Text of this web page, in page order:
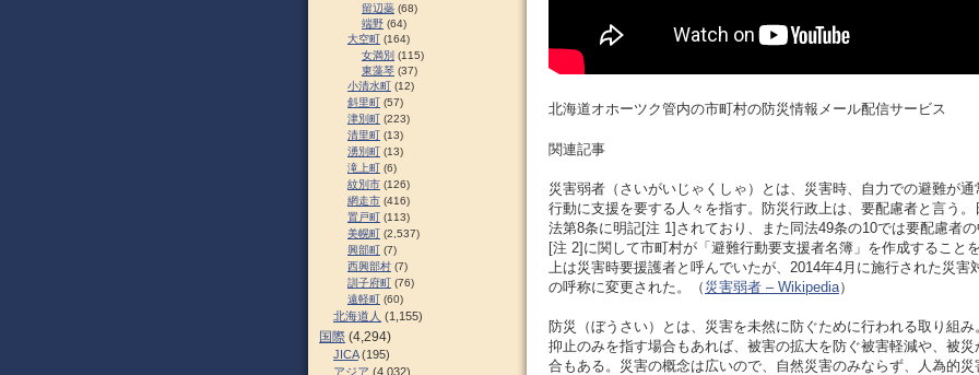
北海道オホーツク管内の市町村の防災情報メール配信サービス
関連記事
災害弱者（さいがいじゃくしゃ）とは、災害時、自力での避難が
行動に支援を要する人々を指す。防災行政上は、要配慮者と言う
法第8条に明記[注 1]されており、また同法49条の10では要配慮者
[注 2]に関して市町村が「避難行動要支援者名簿」を作成すること
上は災害時要援護者と呼んでいたが、2014年4月に施行された災害
の呼称に変更された。（ 災害弱者 – Wikipedia）
防災（ぼうさい）とは、災害を未然に防ぐために行われる取り組
抑止のみを指す場合もあれば、被害の拡大を防ぐ被害軽減や、被
合もある。災害の概念は広いので、自然災害のみならず、人為的
留辺蘂 (68)
端野 (64)
大空町 (164)
女満別 (115)
東藻琴 (37)
小清水町 (12)
斜里町 (57)
津別町 (223)
清里町 (13)
湧別町 (13)
滝上町 (6)
紋別市 (126)
網走市 (416)
置戸町 (113)
美幌町 (2,537)
興部町 (7)
西興部村 (7)
訓子府町 (76)
遠軽町 (60)
北海道人 (1,155)
国際 (4,294)
JICA(195)
アジア (4,032)